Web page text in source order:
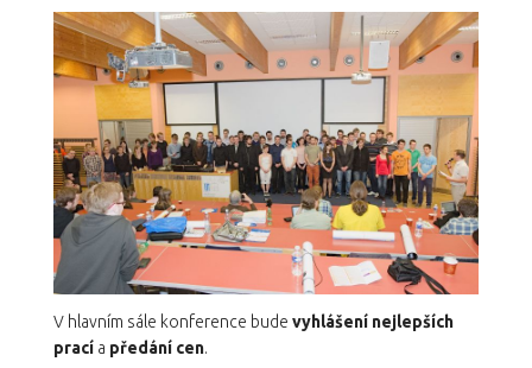
V hlavním sále konference bude vyhlášení nejlepších
prací a předání cen.